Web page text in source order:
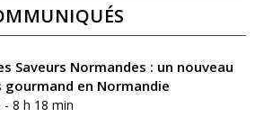
Saveurs Normandes : un nouveau
gourmand en Normandie
8 h 18 min